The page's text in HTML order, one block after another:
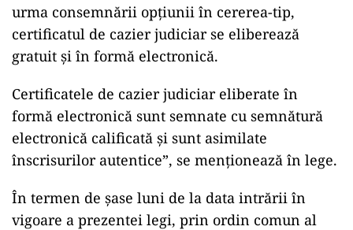
urma consemnării opţiunii în cererea-tip,
certificatul de cazier judiciar se eliberează
gratuit şi în formă electronică.
Certificatele de cazier judiciar eliberate în
formă electronică sunt semnate cu semnătură
electronică calificată şi sunt asimilate
înscrisurilor autentice”, se menționează în lege.
În termen de șase luni de la data intrării în
vigoare a prezentei legi, prin ordin comun al